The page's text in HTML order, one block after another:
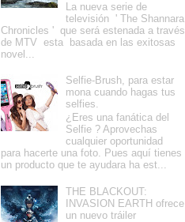
La nueva serie de
televisión ' The Shannara
Chronicles ' que será estenada a través
de MTV esta basada en las exitosas
novel...
Selfie-Brush, para estar
mona cuando hagas tus
selfies.
¿Eres una fanática del
Selfie ? Aprovechas
cualquier oportunidad
para hacerte una foto. Pues aquí tienes
un producto que te ayudara ha est...
THE BLACKOUT:
INVASION EARTH ofrece
un nuevo tráiler